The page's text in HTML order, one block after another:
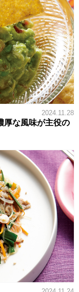
2024.11.28
厚な風味が主役の